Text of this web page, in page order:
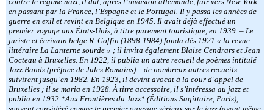
en passant par la France, l’Espagne et le Portugal. Il y passa les années de
guerre en exil et revint en Belgique en 1945. Il avait déjà effectué un
premier voyage aux États-Unis, à titre purement touristique, en 1939. – Le
juriste et écrivain belge R. Goffin (1898-1984) fonda dès 1921 « la revue
littéraire La Lanterne sourde » ; il invita également Blaise Cendrars et Jean
Cocteau à Bruxelles. En 1922, il publia un autre recueil de poèmes intitulé
Jazz Bands (préface de Jules Romains) – de nombreux autres recueils
suivirent jusqu’en 1982. En 1923, il devint avocat à la cour d’appel de
Bruxelles ; il se maria en 1928. À titre accessoire, il s’intéressa au jazz et
publia en 1932 *Aux Frontières du Jazz* (Éditions Sagittaire, Paris),